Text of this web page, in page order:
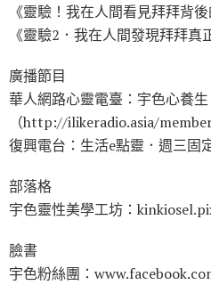
《靈驗！我在人間看見拜拜背後
《靈驗2．我在人間發現拜拜真
廣播節目
華人網路心靈電臺：宇色心養
（http://ilikeradio.asia/
復興電台：生活e點靈．週三固
部落格
宇色靈性美學工坊：
臉書
宇色粉絲團：